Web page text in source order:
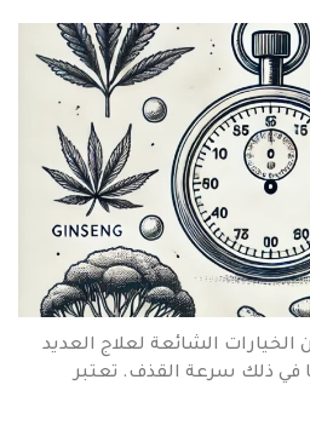
الشائعة لعلاج العديد
في ذلك سرعة القذف. تعتبر